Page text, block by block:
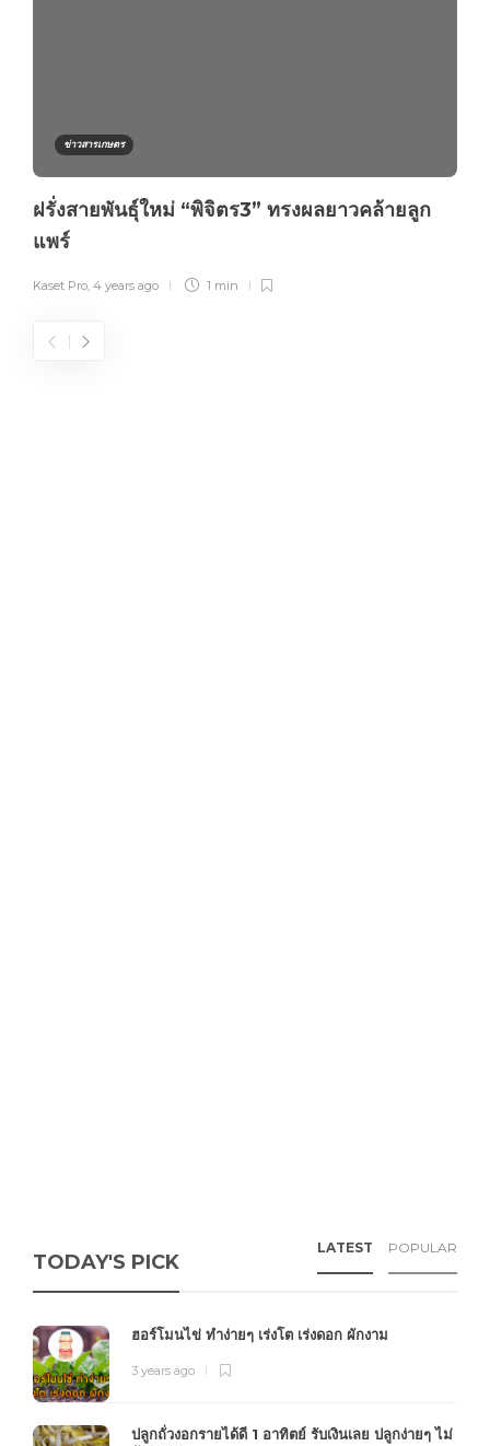
ข่าวสารเกษตร
ฝรั่งสายพันธุ์ใหม่ “พิจิตร3” ทรงผลยาวคล้ายลูก
แพร์
Kaset Pro 4 years ago 1 min
TODAY'S PICK
LATEST POPULAR
ฮอร์โมนไข่ ทำง่ายๆ เร่งโต เร่งดอก ผักงาม
3 years ago
ปลูกถั่วงอกรายได้ดี 1 อาทิตย์ รับเงินเลย ปลูกง่ายๆ ไม่